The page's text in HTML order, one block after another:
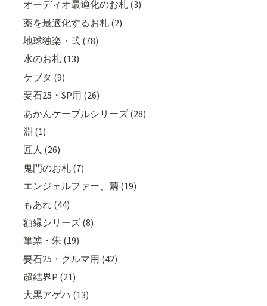
オーディオ最適化のお札 (3)
薬を最適化するお札 (2)
地球独楽・弐 (78)
水のお札 (13)
ケブタ (9)
要石25・SP用 (26)
あかんケーブルシリーズ (28)
淵 (1)
匠人 (26)
鬼門のお札 (7)
エンジェルファー、繭 (19)
もあれ (44)
額縁シリーズ (8)
篳篥・朱 (19)
要石25・クルマ用 (42)
超結界P (21)
大黒アゲハ (13)